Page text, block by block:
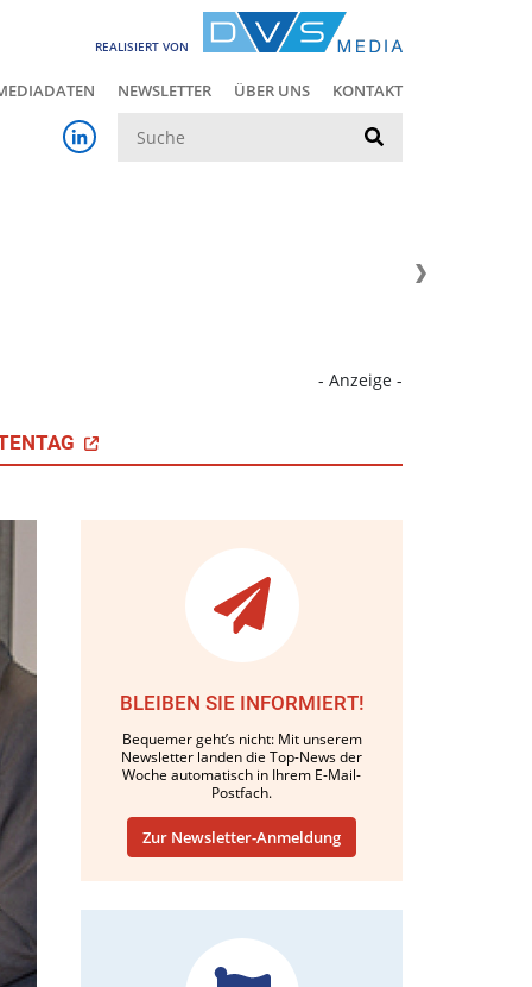
REALISIERT VON
NEWSLETTER ÜBER UNS KONTAKT
- Anzeige -
BLEIBEN SIE INFORMIERT!
Bequemer geht’s nicht: Mit unserem
Newsletter landen die Top-News der
Woche automatisch in Ihrem E-Mail-
Postfach.
Zur Newsletter-Anmeldung